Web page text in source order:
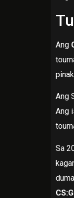
Ang
Ang
Ang
Sa